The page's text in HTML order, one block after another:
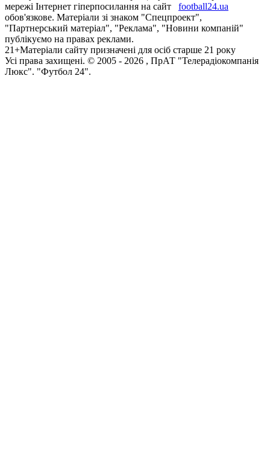
мережі Інтернет гіперпосилання на сайт
football24.ua
обов'язкове. Матеріали зі знаком "Спецпроект",
"Партнерський матеріал", "Реклама", "Новини компаній"
публікуємо на правах реклами.
21+Матеріали сайту призначені для осіб старше 21 року
Усi права захищенi. © 2005 - 2026 , ПрАТ "Телерадіокомпанія
Люкс". "Футбол 24".